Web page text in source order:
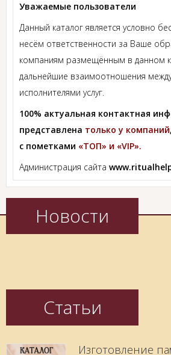
Уважаемые пользователи
Данный каталог является условно
несём ответственности за Ваше
компаниям размещённым в данном
дальнейшие взаимоотношения
исполнителями услуг.
100% актуальная контактная
представлена только у компаний
с пометками «ТОП» и «VIP».
Администрация сайта
Новости
Статьи
Изготовление